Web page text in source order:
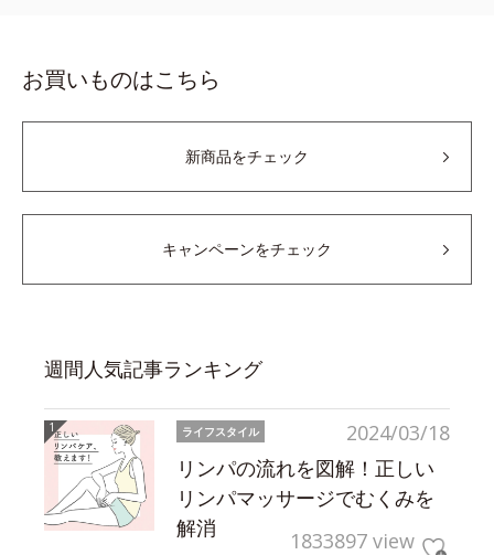
お買いものはこちら
新商品をチェック
キャンペーンをチェック
週間人気記事ランキング
2024/03/18
ライフスタイル
リンパの流れを図解！正しい
リンパマッサージでむくみを
解消
1833897 view